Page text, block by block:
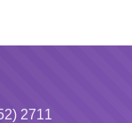
2711